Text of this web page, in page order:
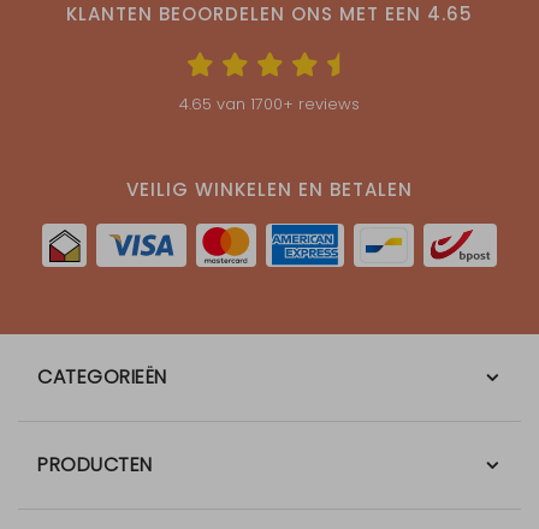
KLANTEN BEOORDELEN ONS MET EEN 4.65
4.65 van 1700+ reviews
VEILIG WINKELEN EN BETALEN
CATEGORIEËN
PRODUCTEN